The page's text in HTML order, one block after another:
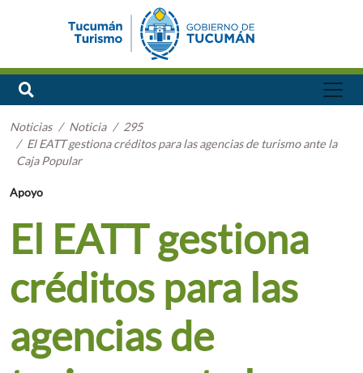
Noticias Noticia
295
El EATT gestiona créditos para las agencias de turismo ante la
Caja Popular
Apoyo
El EATT gestiona
créditos para las
agencias de